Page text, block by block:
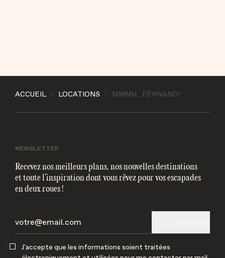
J'accepte que les informations soient traitées
ACCUEIL LOCATIONS MMMH…FERNAND!
NEWSLETTER
Recevez nos meilleurs plans, nos nouvelles destinations
et toute l’inspiration dont vous rêvez pour vos escapades
en deux roues !
J'accepte que les informations soient traitées